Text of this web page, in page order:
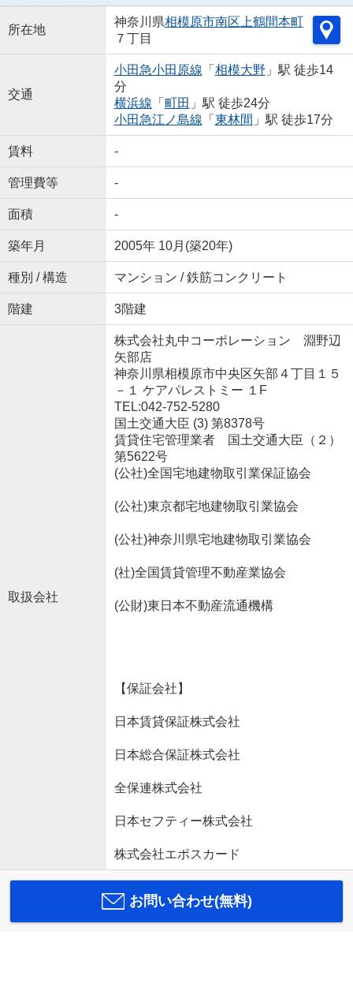
所在地
神奈川県相模原市南区 上鶴間本町
７丁目
交通
小田急小田原線 「 相模大野 」駅 徒歩14
分
横浜線 「 町田 」駅 徒歩24分
小田急江ノ島線 「 東林間 」駅 徒歩17分
賃料 -
管理費等 -
面積 -
築年月 2005年 10月(築20年)
種別 / 構造 マンション / 鉄筋コンクリート
階建 3階建
取扱会社
株式会社丸中コーポレーション 淵野辺
矢部店
神奈川県相模原市中央区矢部４丁目１５
－１ ケアパレストミー １F
TEL:042-752-5280
国土交通大臣 (3) 第8378号
賃貸住宅管理業者 国土交通大臣（２）
第5622号
(公社)全国宅地建物取引業保証協会
(公社)東京都宅地建物取引業協会
(公社)神奈川県宅地建物取引業協会
(社)全国賃貸管理不動産業協会
(公財)東日本不動産流通機構
【保証会社】
日本賃貸保証株式会社
日本総合保証株式会社
全保連株式会社
日本セフティー株式会社
株式会社エポスカード
お問い合わせ(無料)